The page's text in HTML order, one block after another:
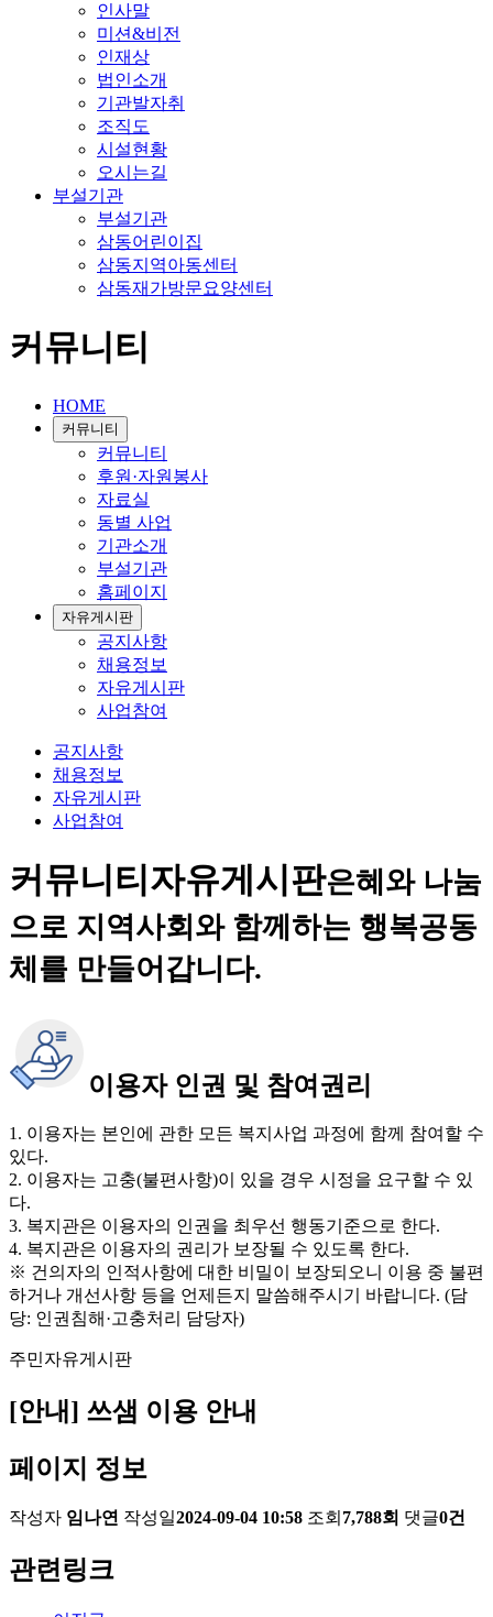
인사말
미션&비전
인재상
법인소개
기관발자취
조직도
시설현황
오시는길
부설기관
부설기관
삼동어린이집
삼동지역아동센터
삼동재가방문요양센터
커뮤니티
HOME
커뮤니티
커뮤니티
후원·자원봉사
자료실
동별 사업
기관소개
부설기관
홈페이지
자유게시판
공지사항
채용정보
자유게시판
사업참여
공지사항
채용정보
자유게시판
사업참여
커뮤니티자유게시판은혜와 나눔
으로 지역사회와 함께하는 행복공동
체를 만들어갑니다.
이용자 인권 및 참여권리
1. 이용자는 본인에 관한 모든 복지사업 과정에 함께 참여할 수
있다.
2. 이용자는 고충(불편사항)이 있을 경우 시정을 요구할 수 있
다.
3. 복지관은 이용자의 인권을 최우선 행동기준으로 한다.
4. 복지관은 이용자의 권리가 보장될 수 있도록 한다.
※ 건의자의 인적사항에 대한 비밀이 보장되오니 이용 중 불편
하거나 개선사항 등을 언제든지 말씀해주시기 바랍니다. (담
당: 인권침해·고충처리 담당자)
주민자유게시판
[안내] 쓰샘 이용 안내
페이지 정보
작성자 임나연 작성일2024-09-04 10:58 조회 7,788회 댓글0건
관련링크